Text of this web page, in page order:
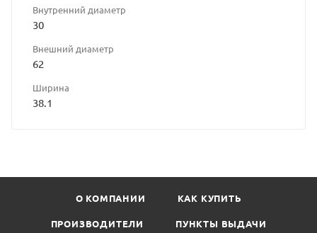
Внутренний диаметр
30
Внешний диаметр
62
Ширина
38.1
О КОМПАНИИ КАК КУПИТЬ
ПРОИЗВОДИТЕЛИ ПУНКТЫ ВЫДАЧИ